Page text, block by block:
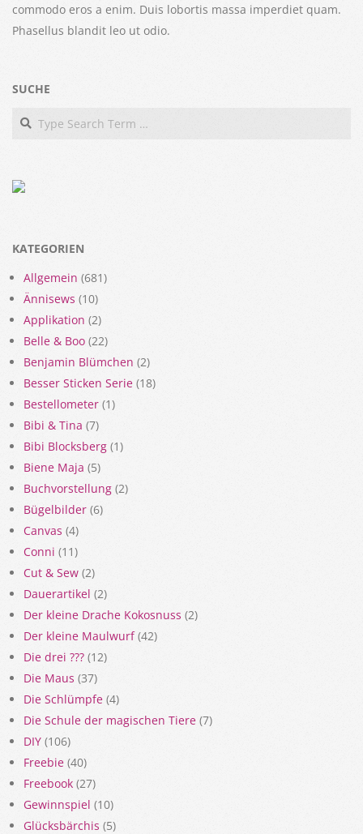
commodo eros a enim. Duis lobortis massa imperdiet quam.
Phasellus blandit leo ut odio.
SUCHE
Search
KATEGORIEN
Allgemein (681)
Ännisews (10)
Applikation (2)
Belle & Boo (22)
Benjamin Blümchen (2)
Besser Sticken Serie (18)
Bestellometer (1)
Bibi & Tina (7)
Bibi Blocksberg (1)
Biene Maja (5)
Buchvorstellung (2)
Bügelbilder (6)
Canvas (4)
Conni (11)
Cut & Sew (2)
Dauerartikel (2)
Der kleine Drache Kokosnuss (2)
Der kleine Maulwurf(42)
Die drei ??? (12)
Die Maus (37)
Die Schlümpfe (4)
Die Schule der magischen Tiere (7)
DIY (106)
Freebie (40)
Freebook (27)
Gewinnspiel (10)
Glücksbärchis (5)